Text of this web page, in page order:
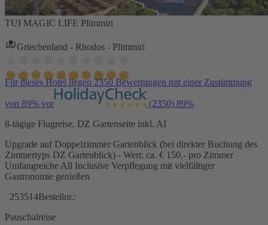
TUI MAGIC LIFE Plimmiri
Griechenland - Rhodos - Plimmiri
Für dieses Hotel liegen 2350 Bewertungen mit einer Zustimmung
von 89% vor (2350) 89%
8-tägige Flugreise, DZ Gartenseite inkl. AI
Upgrade auf Doppelzimmer Gartenblick (bei direkter Buchung des
Zimmertyps DZ Gartenblick) - Wert: ca. € 150,- pro Zimmer
Umfangreiche All Inclusive Verpflegung mit vielfältiger
Gastronomie genießen
253514Bestellnr.:
Pauschalreise